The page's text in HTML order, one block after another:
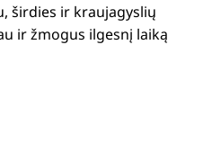
širdies ir kraujagyslių
ir žmogus ilgesnį laiką